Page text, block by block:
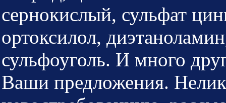
сернокислый, сульфат
ортоксилол,
сульфоуголь. И много
Ваши предложения.